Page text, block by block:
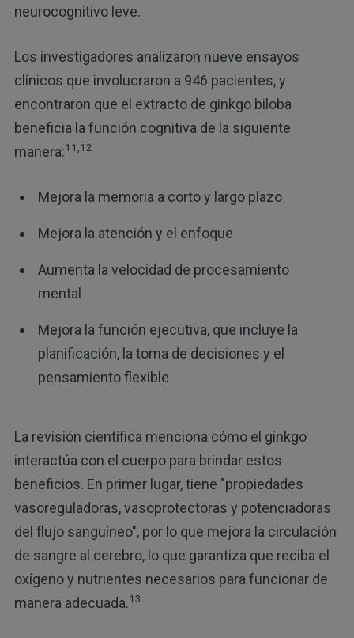
neurocognitivo leve.
Los investigadores analizaron nueve ensayos
clínicos que involucraron a 946 pacientes, y
encontraron que el extracto de ginkgo biloba
beneficia la función cognitiva de la siguiente
manera:11,12
Mejora la memoria a corto y largo plazo
Mejora la atención y el enfoque
Aumenta la velocidad de procesamiento
mental
Mejora la función ejecutiva, que incluye la
planificación, la toma de decisiones y el
pensamiento flexible
La revisión científica menciona cómo el ginkgo
interactúa con el cuerpo para brindar estos
beneficios. En primer lugar, tiene "propiedades
vasoreguladoras, vasoprotectoras y potenciadoras
del flujo sanguíneo", por lo que mejora la circulación
de sangre al cerebro, lo que garantiza que reciba el
oxígeno y nutrientes necesarios para funcionar de
manera adecuada.13